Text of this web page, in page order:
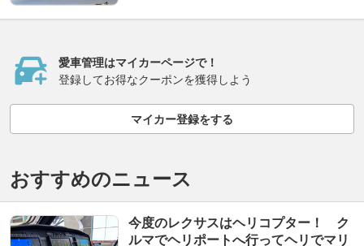
愛車管理はマイカーページで！
登録してお得なクーポンを獲得しよう
マイカー登録をする
おすすめのニュース
今度のレクサスはヘリコプター！ ク
ルマでヘリポートへ行ってヘリでマリ